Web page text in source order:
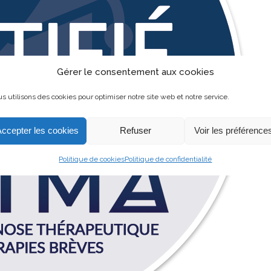
Gérer le consentement aux cookies
utilisons des cookies pour optimiser notre site web et notre service.
les cookies Refuser Voir les
Politique de cookiesPolitique de confidentialité